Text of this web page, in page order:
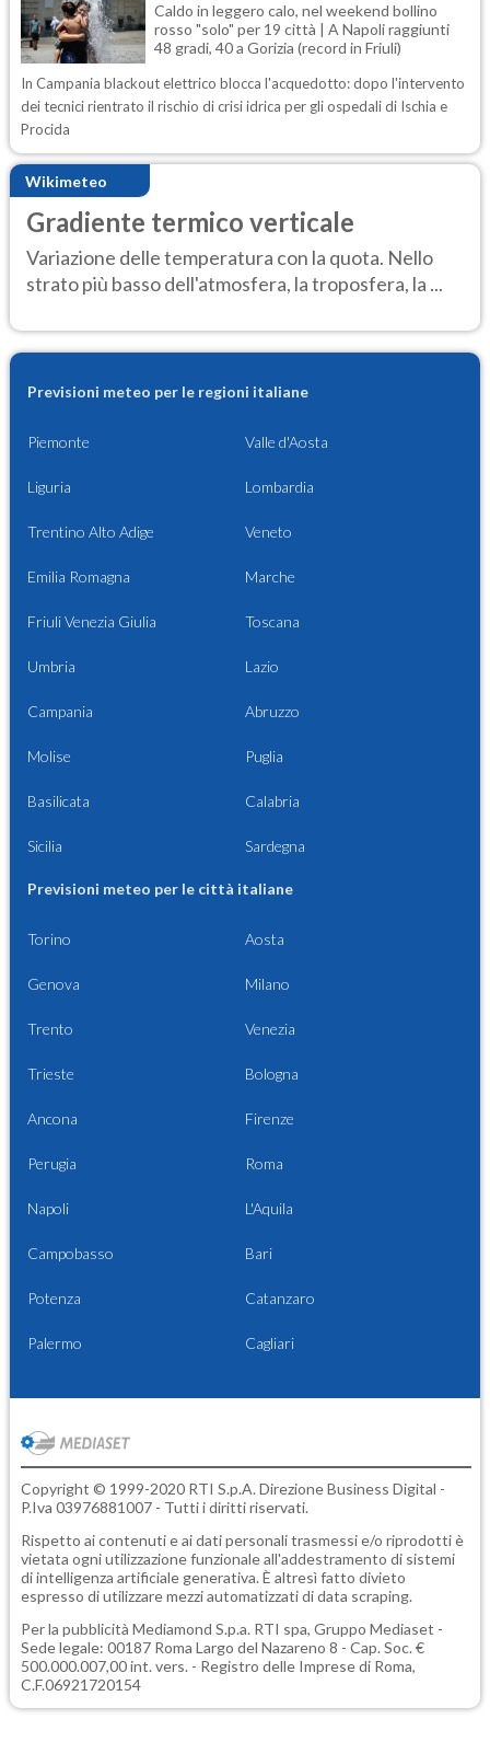
Caldo in leggero calo, nel weekend bollino
rosso "solo" per 19 città | A Napoli raggiunti
48 gradi, 40 a Gorizia (record in Friuli)
In Campania blackout elettrico blocca l'acquedotto: dopo l'intervento
dei tecnici rientrato il rischio di crisi idrica per gli ospedali di Ischia e
Procida
Wikimeteo
Gradiente termico verticale
Variazione delle temperatura con la quota. Nello
strato più basso dell'atmosfera, la troposfera, la ...
Previsioni meteo per le regioni italiane
Piemonte Valle d'Aosta
Liguria Lombardia
Trentino Alto Adige Veneto
Emilia Romagna Marche
Friuli Venezia Giulia Toscana
Umbria Lazio
Campania Abruzzo
Molise Puglia
Basilicata Calabria
Sicilia Sardegna
Previsioni meteo per le città italiane
Torino Aosta
Genova Milano
Trento Venezia
Trieste Bologna
Ancona Firenze
Perugia Roma
Napoli L'Aquila
Campobasso Bari
Potenza Catanzaro
Palermo Cagliari
Copyright © 1999-2020 RTI S.p.A. Direzione Business Digital -
P.Iva 03976881007 - Tutti i diritti riservati.
Rispetto ai contenuti e ai dati personali trasmessi e/o riprodotti è
vietata ogni utilizzazione funzionale all'addestramento di sistemi
di intelligenza artificiale generativa. È altresì fatto divieto
espresso di utilizzare mezzi automatizzati di data scraping.
Per la pubblicità Mediamond S.p.a. RTI spa, Gruppo Mediaset -
Sede legale: 00187 Roma Largo del Nazareno 8 - Cap. Soc. €
500.000.007,00 int. vers. - Registro delle Imprese di Roma,
C.F.06921720154